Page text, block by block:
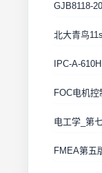
GJB8118-
北大青鸟
IPC-A-
FOC电机
电工学_第
FMEA第五